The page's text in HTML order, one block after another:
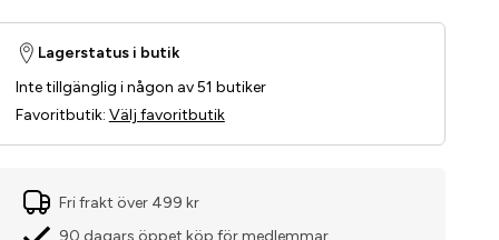
Lagerstatus i butik
Inte tillgänglig i någon av 51 butiker
Favoritbutik: Välj favoritbutik
Fri frakt över 499 kr